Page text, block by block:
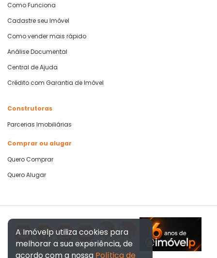
Como Funciona
Cadastre seu Imóvel
Como vender mais rápido
Análise Documental
Central de Ajuda
Crédito com Garantia de Imóvel
Construtoras
Parcerias Imobiliárias
Comprar ou alugar
Quero Comprar
Quero Alugar
A Imóvelp utiliza cookies para
melhorar a sua experiência, de
acordo com a nossa Política de